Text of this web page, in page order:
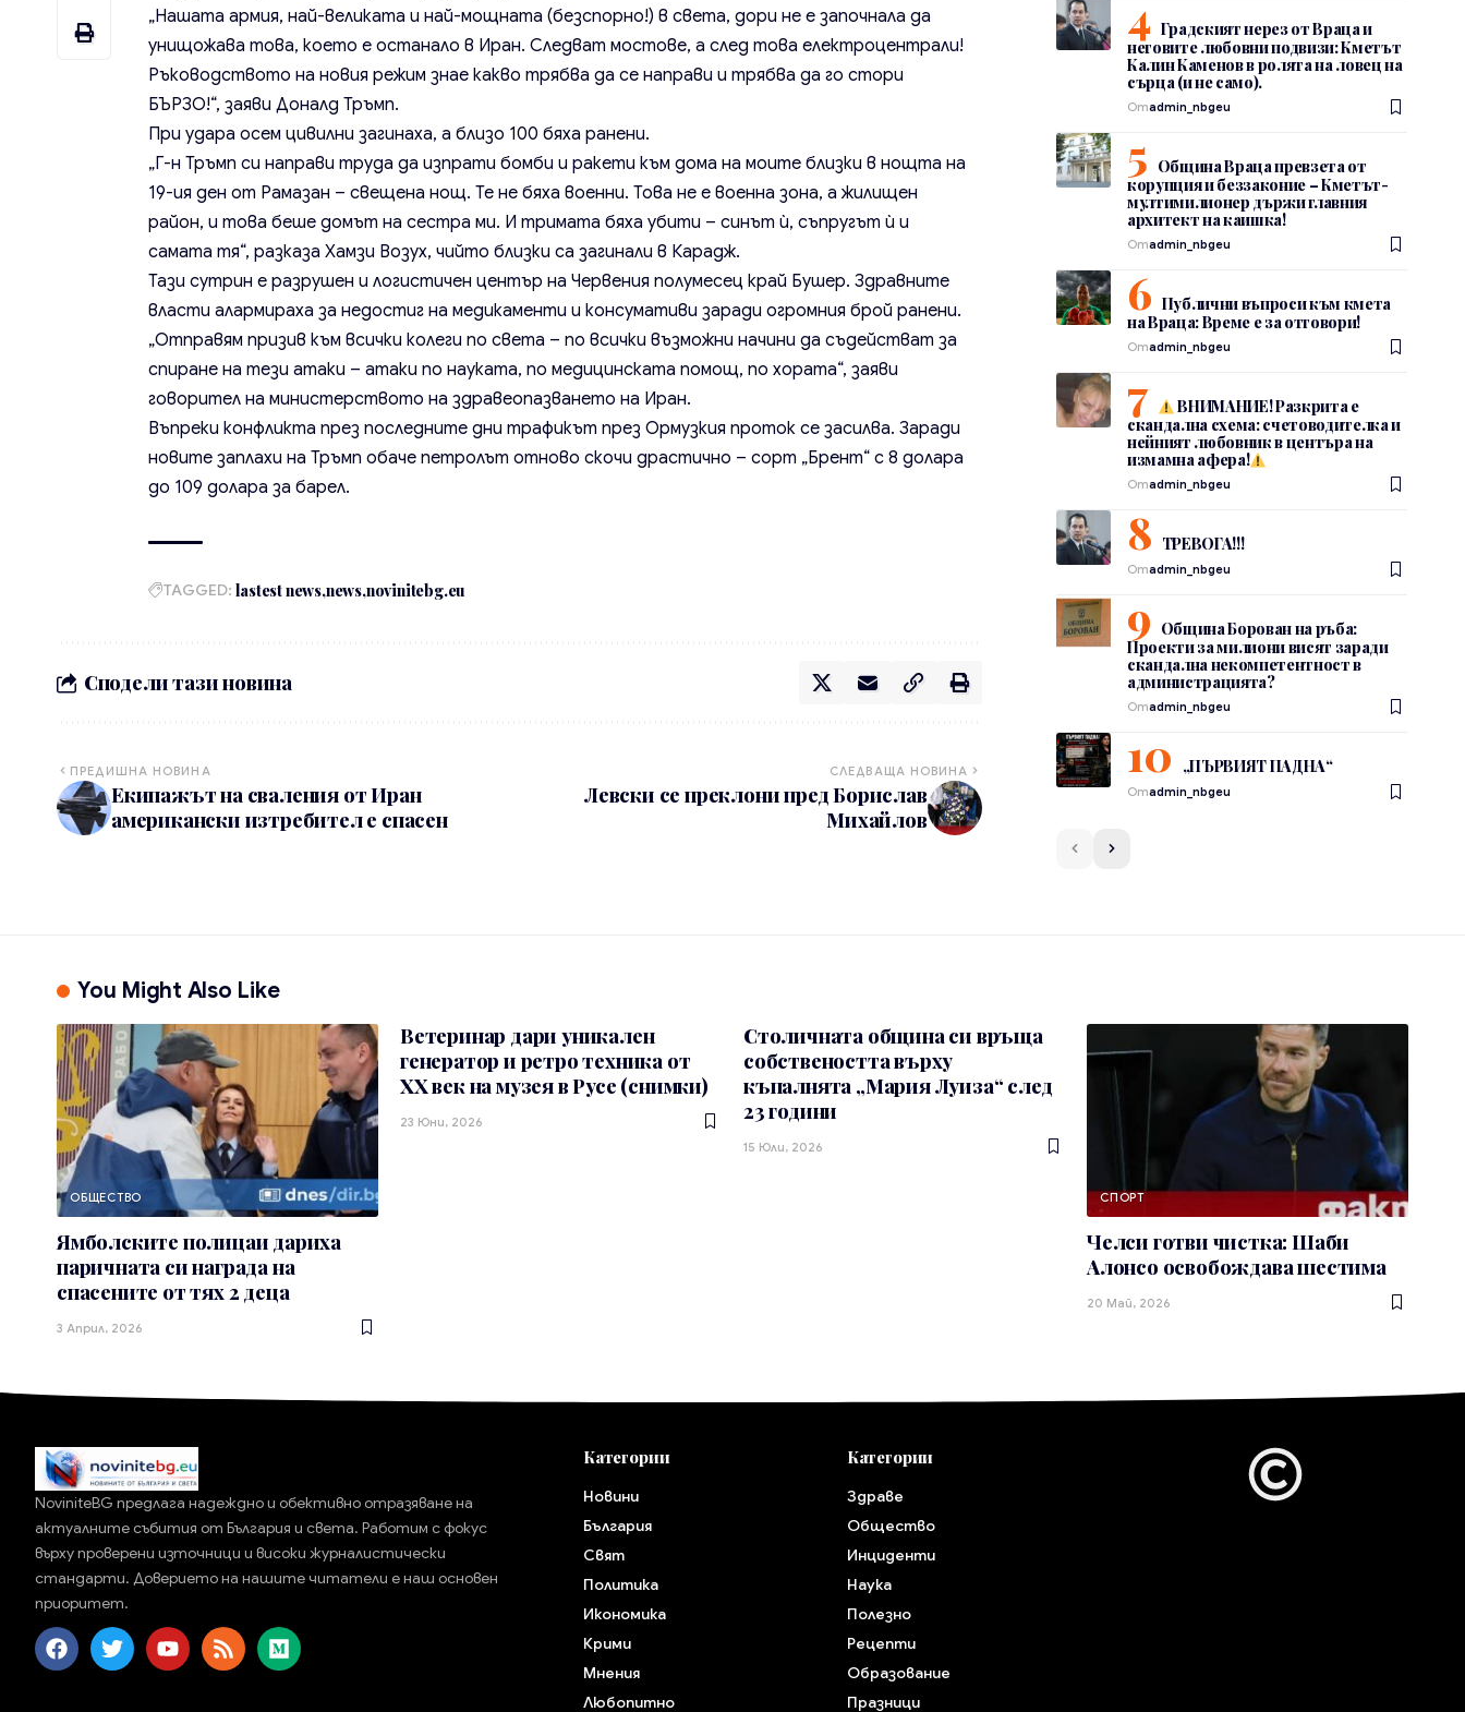
„Нашата армия, най-великата и най-мощната (безспорно!) в света, дори не е започнала да
унищожава това, което е останало в Иран. Следват мостове, а след това електроцентрали!
Ръководството на новия режим знае какво трябва да се направи и трябва да го стори
БЪРЗО!“, заяви Доналд Тръмп.
При удара осем цивилни загинаха, а близо 100 бяха ранени.
„Г-н Тръмп си направи труда да изпрати бомби и ракети към дома на моите близки в нощта на
19-ия ден от Рамазан – свещена нощ. Те не бяха военни. Това не е военна зона, а жилищен
район, и това беше домът на сестра ми. И тримата бяха убити – синът ѝ, съпругът ѝ и
самата тя“, разказа Хамзи Возух, чийто близки са загинали в Карадж.
Тази сутрин е разрушен и логистичен център на Червения полумесец край Бушер. Здравните
власти алармираха за недостиг на медикаменти и консумативи заради огромния брой ранени.
„Отправям призив към всички колеги по света – по всички възможни начини да съдействат за
спиране на тези атаки – атаки по науката, по медицинската помощ, по хората“, заяви
говорител на министерството на здравеопазването на Иран.
Въпреки конфликта през последните дни трафикът през Ормузкия проток се засилва. Заради
новите заплахи на Тръмп обаче петролът отново скочи драстично – сорт „Брент“ с 8 долара
до 109 долара за барел.
TAGGED: lastest news news novinitebg.eu
Сподели тази новина
ПРЕДИШНА НОВИНА
Екипажът на сваления от Иран
американски изтребител е спасен
СЛЕДВАЩА НОВИНА
Левски се преклони пред Борислав
Михайлов
Градският нерез от Враца и
неговите любовни подвизи: Кметът
Калин Каменов в ролята на ловец на
сърца (и не само).
Отadmin_nbgeu
Община Враца превзета от
корупция и беззаконие – Кметът-
мултимилионер държи главния
архитект на каишка!
Отadmin_nbgeu
Публични въпроси към кмета
на Враца: Време е за отговори!
Отadmin_nbgeu
ВНИМАНИЕ! Разкрита е
скандална схема: счетоводителка и
нейният любовник в центъра на
измамна афера!
Отadmin_nbgeu
ТРЕВОГА!!!
Отadmin_nbgeu
Община Борован на ръба:
Проекти за милиони висят заради
скандална некомпетентност в
администрацията?
Отadmin_nbgeu
„ПЪРВИЯТ ПАДНА“
Отadmin_nbgeu
You Might Also Like
ОБЩЕСТВО
Ямболските полицаи дариха
паричната си награда на
спасените от тях 2 деца
3 Април, 2026
Ветеринар дари уникален
генератор и ретро техника от
XX век на музея в Русе (снимки)
23 Юни, 2026
Столичната община си връща
собствеността върху
къпалнята „Мария Луиза“ след
23 години
15 Юли, 2026
СПОРТ
Челси готви чистка: Шаби
Алонсо освобождава шестима
20 Май, 2026
NoviniteBG предлага надеждно и обективно отразяване на
актуалните събития от България и света. Работим с фокус
върху проверени източници и високи журналистически
стандарти. Доверието на нашите читатели е наш основен
приоритет.
Категории
Новини
България
Свят
Политика
Икономика
Крими
Мнения
Любопитно
Категории
Здраве
Общество
Инциденти
Наука
Полезно
Рецепти
Образование
Празници